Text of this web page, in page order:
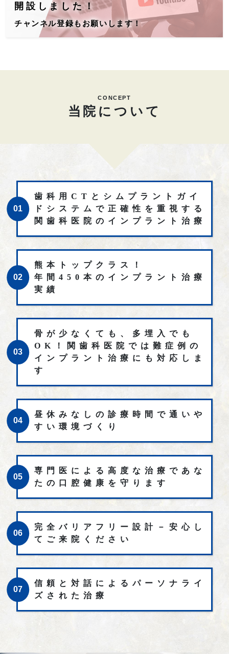
開設しました！
チャンネル登録もお願いします！
CONCEPT
当院について
01
歯科用CTとシムプラントガイ
ドシステムで 正確性を重視する
関歯科医院のインプラント治療
02
熊本トップクラス！
年間450本のインプラント治療
実績
03
骨が少なくても、多埋入でも
OK！関歯科医院では 難症例の
インプラント治療にも対応しま
す
04
昼休みなしの診療時間で通いや
すい環境づくり
05
専門医による高度な治療であな
たの口腔健康を守ります
06
完全バリアフリー設計－安心し
てご来院ください
07
信頼と対話によるパーソナライ
ズされた治療